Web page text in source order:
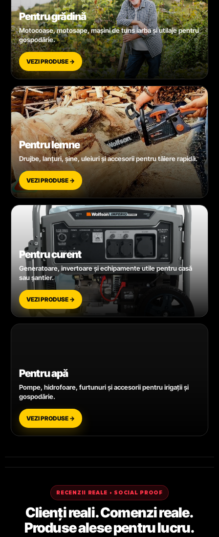
Pentru grădină
Motocoase, motosape, mașini de tuns iarba și utilaje pentru
gospodărie.
VEZI PRODUSE →
Pentru lemne
Drujbe, lanțuri, șine, uleiuri și accesorii pentru tăiere rapidă.
VEZI PRODUSE →
Pentru curent
Generatoare, invertoare și echipamente utile pentru casă
sau șantier.
VEZI PRODUSE →
Pentru apă
Pompe, hidrofoare, furtunuri și accesorii pentru irigații și
gospodărie.
VEZI PRODUSE →
RECENZII REALE • SOCIAL PROOF
Clienți reali. Comenzi reale.
Produse alese pentru lucru.